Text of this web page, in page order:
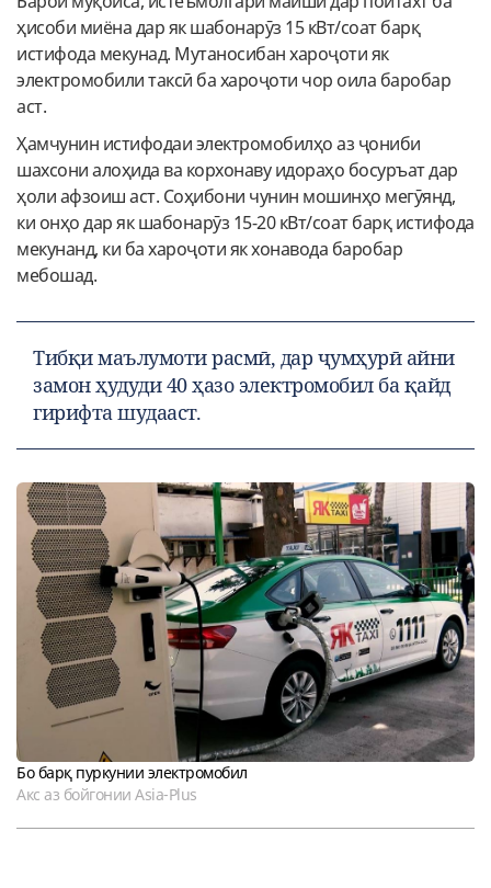
ҳисоби миёна дар як шабонарӯз 15 кВт/соат барқ
истифода мекунад. Мутаносибан хароҷоти як
электромобили таксӣ ба хароҷоти чор оила баробар
аст.
Ҳамчунин истифодаи электромобилҳо аз ҷониби
шахсони алоҳида ва корхонаву идораҳо босуръат дар
ҳоли афзоиш аст. Соҳибони чунин мошинҳо мегӯянд,
ки онҳо дар як шабонарӯз 15-20 кВт/соат барқ истифода
мекунанд, ки ба хароҷоти як хонавода баробар
мебошад.
Тибқи маълумоти расмӣ, дар ҷумҳурӣ айни
замон ҳудуди 40 ҳазо электромобил ба қайд
гирифта шудааст.
Бо барқ пуркунии электромобил
Акс аз бойгонии Asia-Plus